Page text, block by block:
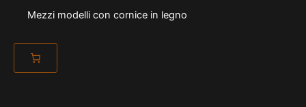
Mezzi modelli con cornice in legno